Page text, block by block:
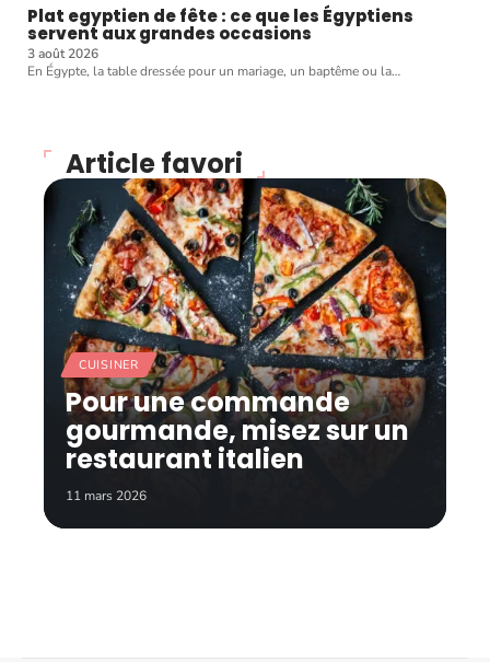
Plat egyptien de fête : ce que les Égyptiens
servent aux grandes occasions
3 août 2026
En Égypte, la table dressée pour un mariage, un baptême ou la…
Article favori
CUISINER
Pour une commande
gourmande, misez sur un
restaurant italien
11 mars 2026